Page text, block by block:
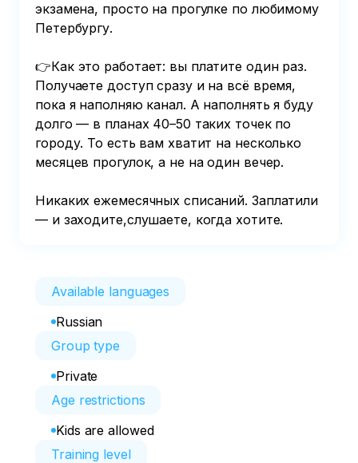
экзамена, просто на прогулке по любимому
Петербургу.
👉Как это работает: вы платите один раз.
Получаете доступ сразу и на всё время,
пока я наполняю канал. А наполнять я буду
долго — в планах 40–50 таких точек по
городу. То есть вам хватит на несколько
месяцев прогулок, а не на один вечер.
Никаких ежемесячных списаний. Заплатили
— и заходите,слушаете, когда хотите.
Available languages
Russian
Group type
Private
Age restrictions
Kids are allowed
Training level